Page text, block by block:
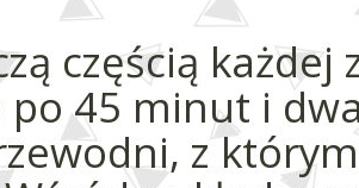
częścią każdej
45 minut i dwa
z